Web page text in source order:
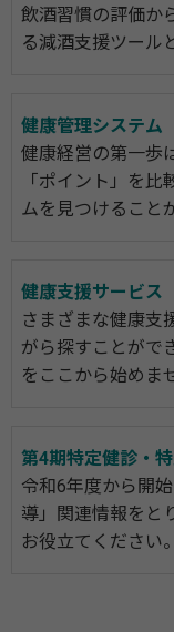
飲酒習慣の評価か
る減酒支援ツール
健康管理システム
健康経営の第一歩
「ポイント」を
ムを見つけること
健康支援サービス
さまざまな健康支
がら探すことがで
をここから始めま
第4期特定健診・
令和6年度から開
導」関連情報をと
お役立てください。